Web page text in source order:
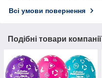
Всі умови повернення
Подібні товари компанії